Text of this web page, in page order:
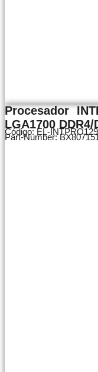
Procesador
LGA1700 DDR4/
Código: EL-
Part-Number: